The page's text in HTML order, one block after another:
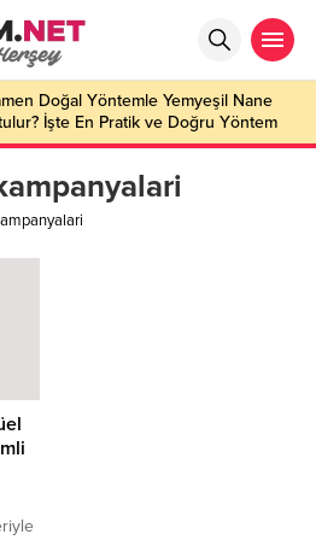
Doğal Yöntemle Yemyeşil Nane
İşte En Pratik ve Doğru Yöntem